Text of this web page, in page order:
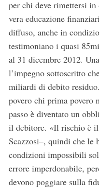
per chi deve rimettersi
vera educazione
diffuso, anche in
testimoniano i quasi
al 31 dicembre 2012.
l’impegno sottoscritto
miliardi di debito
povero chi prima povero
passo è diventato un
il debitore. «Il rischio è
Scazzosi–, quindi che le
condizioni impossibili
errore imperdonabile,
devono poggiare sulla